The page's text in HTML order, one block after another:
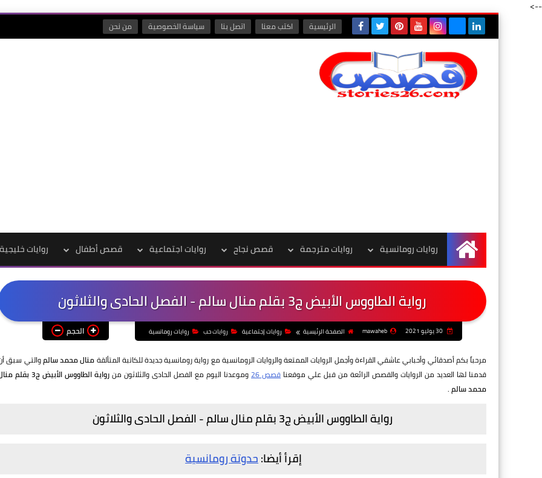
-->
الرئيسية اكتب معنا اتصل بنا سياسة الخصوصية من نحن
الرئيسية
روايات رومانسية روايات مترجمة قصص نجاح روايات اجتماعية قصص أطفال روايات خليجية
رواية الطاووس الأبيض ج3 بقلم منال سالم - الفصل الحادى والثلاثون
30 يوليو 2021 mawaheb الصفحة الرئيسية روايات إجتماعية روايات حب روايات رومانسية الحجم
مرحباً بكم أصدقائي وأحبابي عاشقي القراءة وأجمل الروايات الممتعة والروايات الرومانسية مع رواية رومانسية جديدة للكاتبة المتألقةمنال محمد سالموالتي سبق
قدمنا لها العديد من الروايات والقصص الرائعة من قبل علي موقعنا قصص 26 وموعدنا اليوم مع الفصل الحادى والثلاثون من
رواية الطاووس الأبيض ج3 بقلم
محمد سالم.
رواية الطاووس الأبيض ج3 بقلم منال سالم - الفصل الحادى والثلاثون
إقرأ أيضا:حدوتة رومانسية